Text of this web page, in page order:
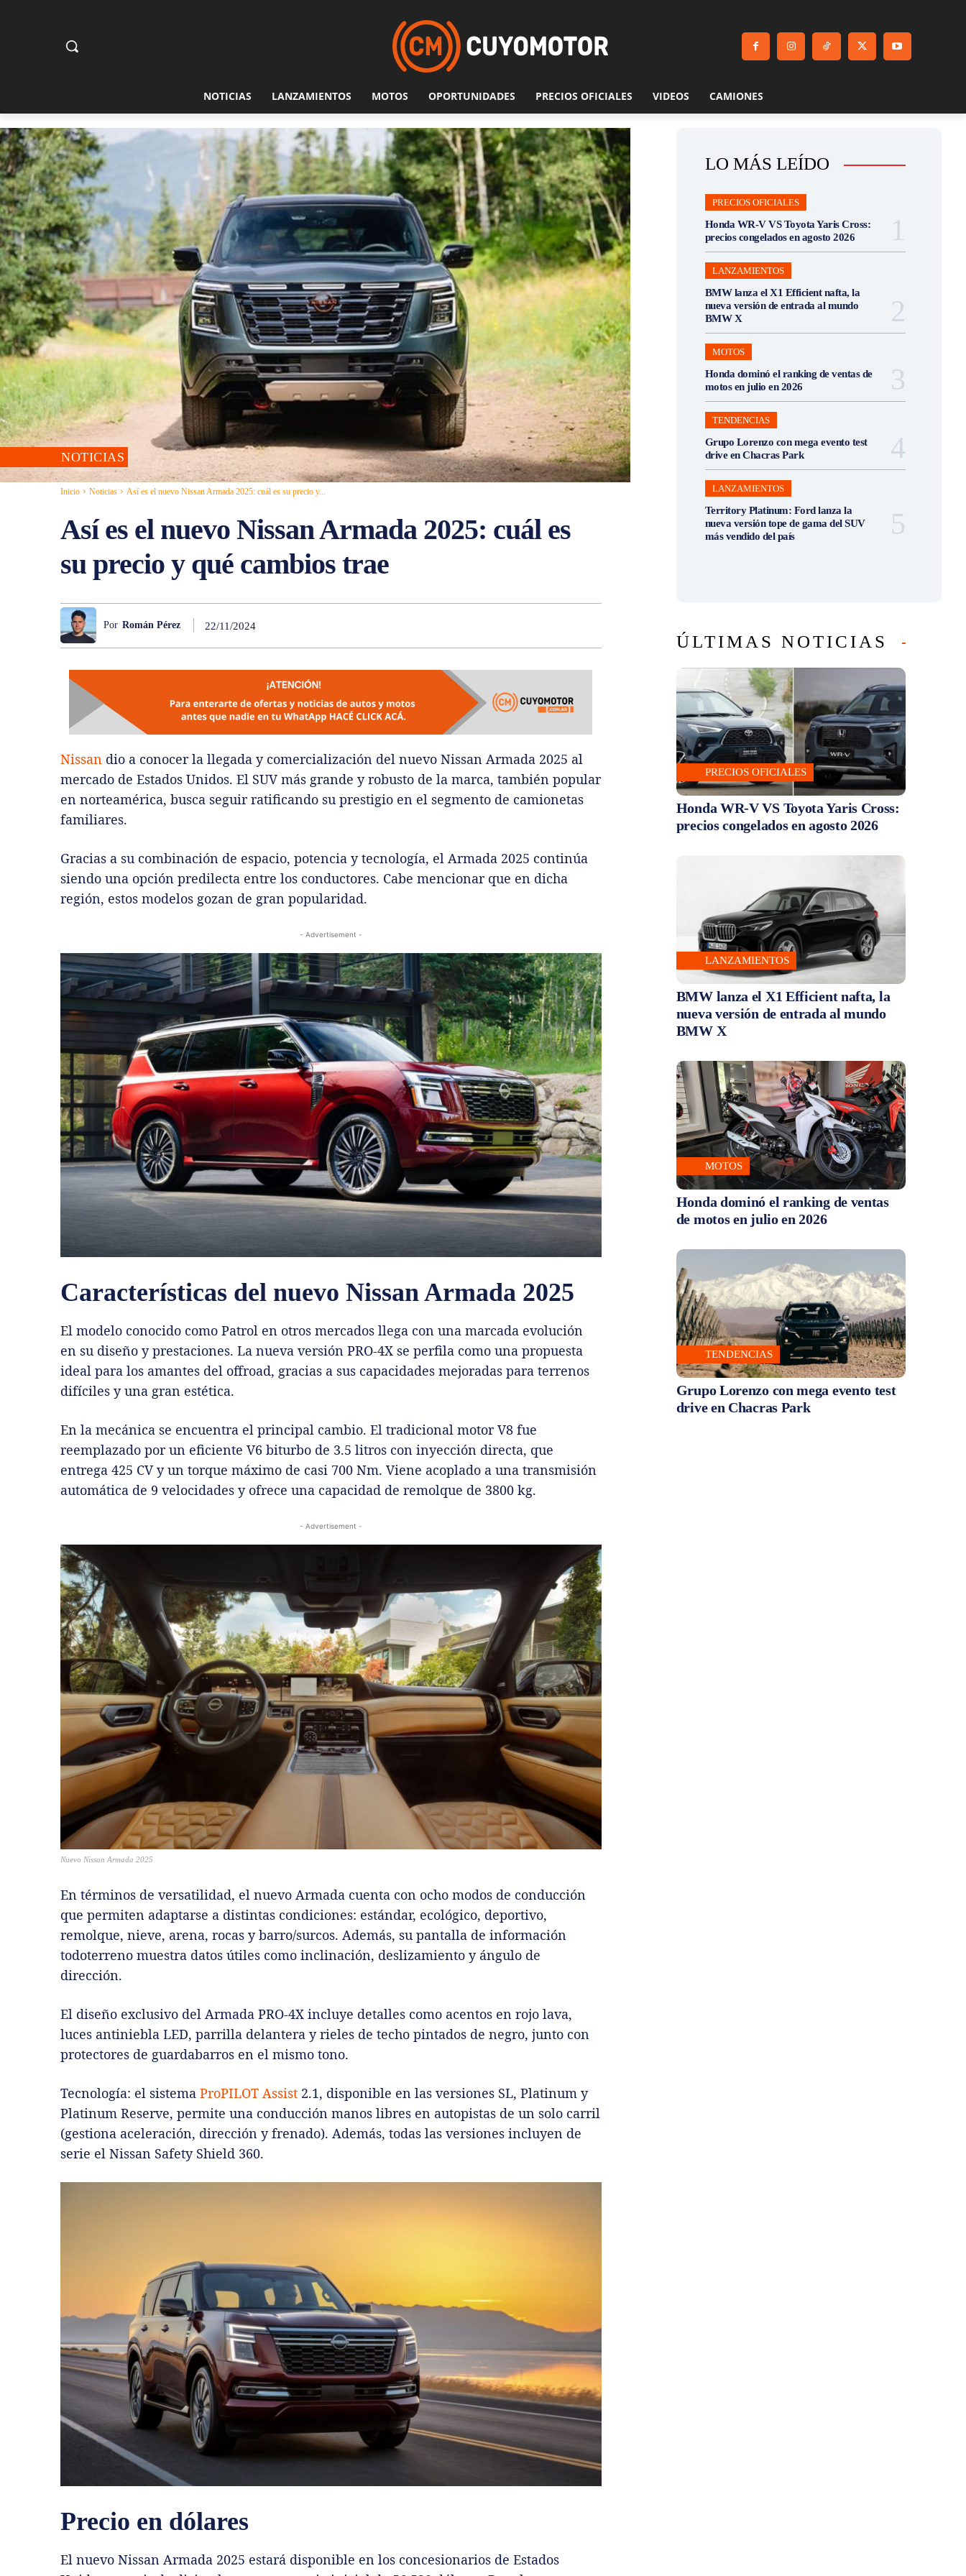
NOTICIAS LANZAMIENTOS MOTOS OPORTUNIDADES PRECIOS OFICIALES VIDEOS CAMIONES
NOTICIAS
Inicio Noticias Así es el nuevo Nissan Armada 2025: cuál es su precio y...
Así es el nuevo Nissan Armada 2025: cuál es
su precio y qué cambios trae
Por Román Pérez 22/11/2024
Nissan dio a conocer la llegada y comercialización del nuevo Nissan Armada 2025 al
mercado de Estados Unidos. El SUV más grande y robusto de la marca, también popular
en norteamérica, busca seguir ratificando su prestigio en el segmento de camionetas
familiares.
Gracias a su combinación de espacio, potencia y tecnología, el Armada 2025 continúa
siendo una opción predilecta entre los conductores. Cabe mencionar que en dicha
región, estos modelos gozan de gran popularidad.
- Advertisement -
Características del nuevo Nissan Armada 2025
El modelo conocido como Patrol en otros mercados llega con una marcada evolución
en su diseño y prestaciones. La nueva versión PRO-4X se perfila como una propuesta
ideal para los amantes del offroad, gracias a sus capacidades mejoradas para terrenos
difíciles y una gran estética.
En la mecánica se encuentra el principal cambio. El tradicional motor V8 fue
reemplazado por un eficiente V6 biturbo de 3.5 litros con inyección directa, que
entrega 425 CV y un torque máximo de casi 700 Nm. Viene acoplado a una transmisión
automática de 9 velocidades y ofrece una capacidad de remolque de 3800 kg.
- Advertisement -
Nuevo Nissan Armada 2025
En términos de versatilidad, el nuevo Armada cuenta con ocho modos de conducción
que permiten adaptarse a distintas condiciones: estándar, ecológico, deportivo,
remolque, nieve, arena, rocas y barro/surcos. Además, su pantalla de información
todoterreno muestra datos útiles como inclinación, deslizamiento y ángulo de
dirección.
El diseño exclusivo del Armada PRO-4X incluye detalles como acentos en rojo lava,
luces antiniebla LED, parrilla delantera y rieles de techo pintados de negro, junto con
protectores de guardabarros en el mismo tono.
Tecnología: el sistema ProPILOT Assist 2.1, disponible en las versiones SL, Platinum y
Platinum Reserve, permite una conducción manos libres en autopistas de un solo carril
(gestiona aceleración, dirección y frenado). Además, todas las versiones incluyen de
serie el Nissan Safety Shield 360.
Precio en dólares
El nuevo Nissan Armada 2025 estará disponible en los concesionarios de Estados
LO MÁS LEÍDO
PRECIOS OFICIALES
Honda WR-V VS Toyota Yaris Cross:
precios congelados en agosto 2026
LANZAMIENTOS
BMW lanza el X1 Efficient nafta, la
nueva versión de entrada al mundo
BMW X
MOTOS
Honda dominó el ranking de ventas de
motos en julio en 2026
TENDENCIAS
Grupo Lorenzo con mega evento test
drive en Chacras Park
LANZAMIENTOS
Territory Platinum: Ford lanza la
nueva versión tope de gama del SUV
más vendido del país
ÚLTIMAS NOTICIAS
PRECIOS OFICIALES
Honda WR-V VS Toyota Yaris Cross:
precios congelados en agosto 2026
LANZAMIENTOS
BMW lanza el X1 Efficient nafta, la
nueva versión de entrada al mundo
BMW X
MOTOS
Honda dominó el ranking de ventas
de motos en julio en 2026
TENDENCIAS
Grupo Lorenzo con mega evento test
drive en Chacras Park